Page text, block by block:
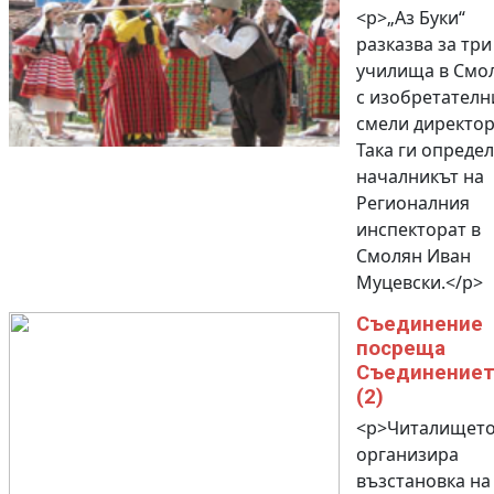
<p>„Аз Буки“
разказва за три
училища в
с
смели
Така ги
началникът на
Регионалния
инспекторат в
Смолян Иван
Муцевски.</p>
Съединение
посреща
(2)
организира
възстановка на